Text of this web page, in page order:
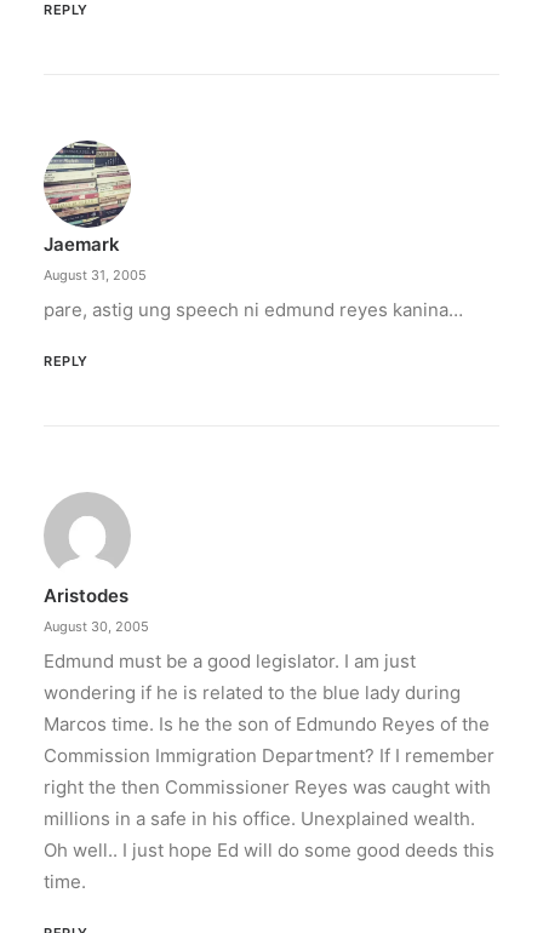
REPLY
Jaemark
August 31, 2005
pare, astig ung speech ni edmund reyes kanina…
REPLY
Aristodes
August 30, 2005
Edmund must be a good legislator. I am just
wondering if he is related to the blue lady during
Marcos time. Is he the son of Edmundo Reyes of the
Commission Immigration Department? If I remember
right the then Commissioner Reyes was caught with
millions in a safe in his office. Unexplained wealth.
Oh well.. I just hope Ed will do some good deeds this
time.